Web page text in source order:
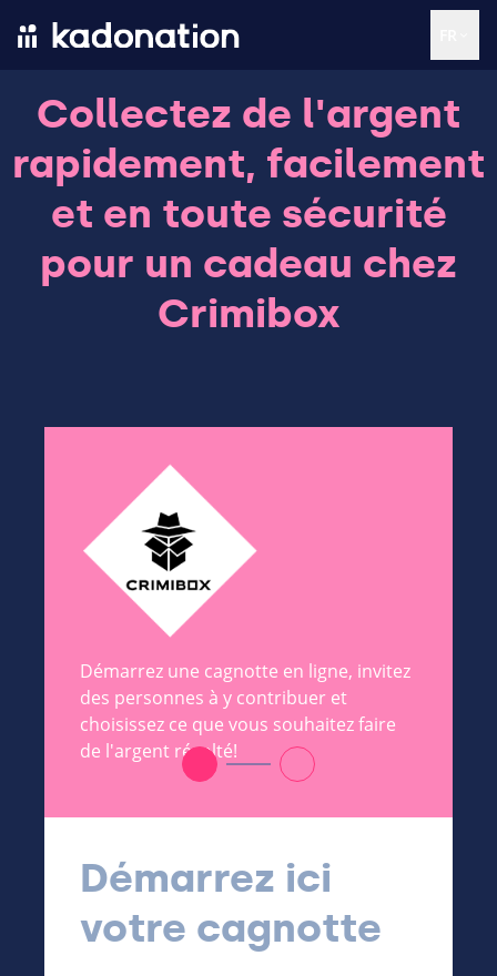
Collectez de l'argent
rapidement, facilement
et en toute sécurité
pour un cadeau chez
Crimibox
Démarrez une cagnotte en ligne, invitez
des personnes à y contribuer et
choisissez ce que vous souhaitez faire
de l'argent récolté!
Démarrez ici
votre cagnotte